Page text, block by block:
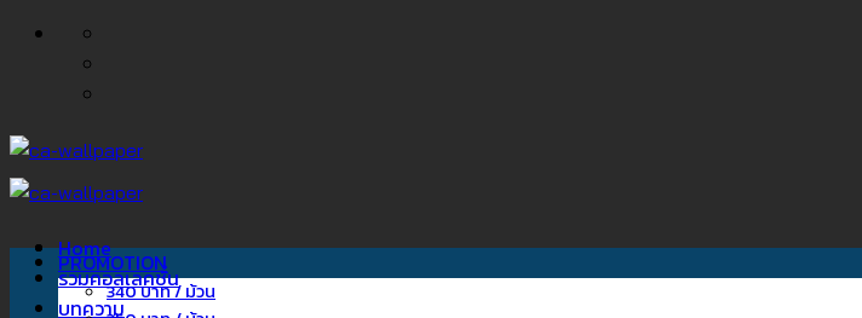
ข้าม
Home
รวมคอลเลคชั่น
บทความ
PROMOTION
340 บาท / ม้วน